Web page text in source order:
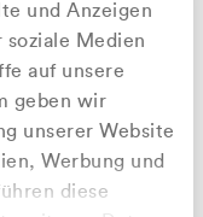
und Anzeigen
soziale Medien
auf unsere
geben wir
unserer Website
Werbung und
diese